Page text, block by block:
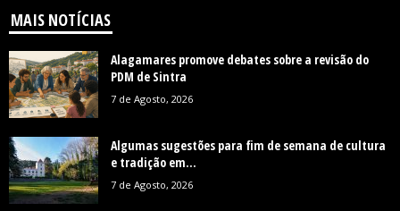
MAIS NOTÍCIAS
Alagamares promove debates sobre a revisão do
PDM de Sintra
7 de Agosto, 2026
Algumas sugestões para fim de semana de cultura
e tradição em...
7 de Agosto, 2026